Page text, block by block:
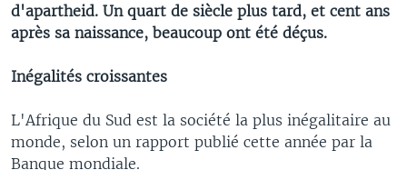
d'apartheid. Un quart de siècle plus tard, et cent ans
après sa naissance, beaucoup ont été déçus.
Inégalités croissantes
L'Afrique du Sud est la société la plus inégalitaire au
monde, selon un rapport publié cette année par la
Banque mondiale.